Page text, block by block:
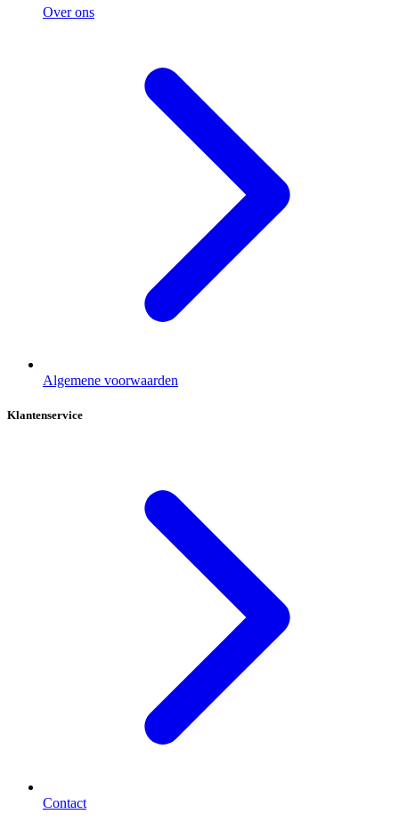
Over ons
Algemene voorwaarden
Klantenservice
Contact